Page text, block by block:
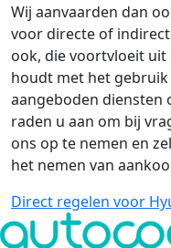
Wij aanvaarden dan
voor directe of
ook, die voortvloeit
houdt met het gebruik
aangeboden diensten
raden u aan om bij
ons op te nemen en
het nemen van
Direct regelen voor